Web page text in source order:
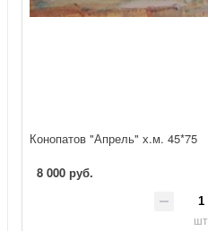
Конопатов "Апрель" х.м. 45*75
8 000 руб.
шт